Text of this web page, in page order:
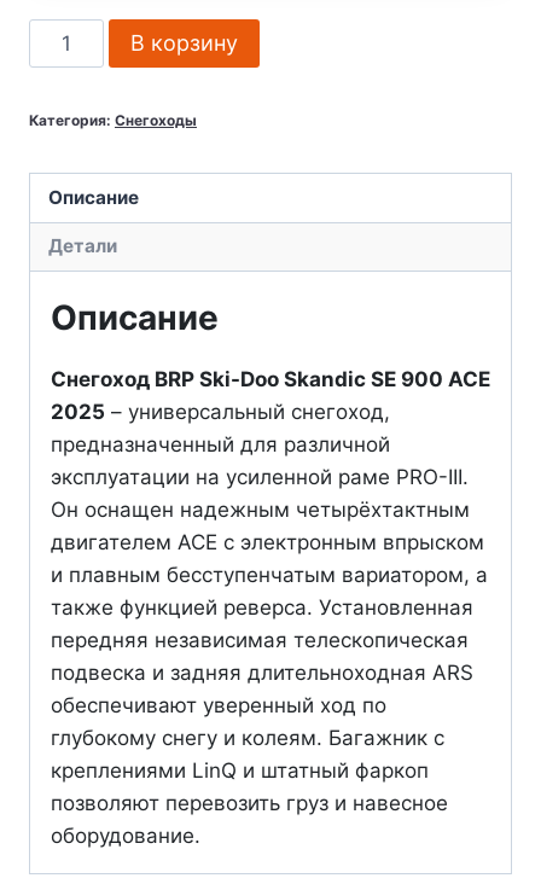
Количество
товара
BRP
Doo
Skandic
SE
ACE
В корзину
Категория: Снегоходы
Описание
Детали
Описание
Снегоход BRP Ski-Doo Skandic SE 900 ACE
2025 – универсальный снегоход,
предназначенный для различной
эксплуатации на усиленной раме PRO-III.
Он оснащен надежным четырёхтактным
двигателем ACE с электронным впрыском
и плавным бесступенчатым вариатором, а
также функцией реверса. Установленная
передняя независимая телескопическая
подвеска и задняя длительноходная ARS
обеспечивают уверенный ход по
глубокому снегу и колеям. Багажник с
креплениями LinQ и штатный фаркоп
позволяют перевозить груз и навесное
оборудование.